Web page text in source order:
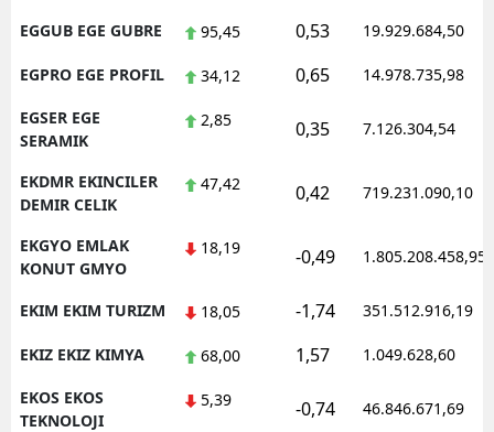
EGGUB EGE GUBRE 95,45 0,53 19.929.684,50
EGPRO EGE PROFIL 34,12 0,65 14.978.735,98
EGSER EGE
SERAMIK
2,85 0,35 7.126.304,54
EKDMR EKINCILER
DEMIR CELIK
47,42 0,42 719.231.090,10
EKGYO EMLAK
KONUT GMYO
18,19 -0,49 1.805.208.458,95
EKIM EKIM TURIZM 18,05 -1,74 351.512.916,19
EKIZ EKIZ KIMYA 68,00 1,57 1.049.628,60
EKOS EKOS
TEKNOLOJI
5,39 -0,74 46.846.671,69